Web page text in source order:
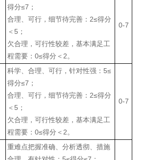
得分≤7；
合理、可行，细节待完善：2≤得分
＜5；
欠合理，可行性较差，基本满足工
程需要：0≤得分＜2。
0-7
科学、合理、可行，针对性强：5≤
得分≤7；
合理、可行，细节待完善：2≤得分
＜5；
欠合理，可行性较差，基本满足工
程需要：0≤得分＜2。
0-7
重难点把握准确、分析透彻、措施